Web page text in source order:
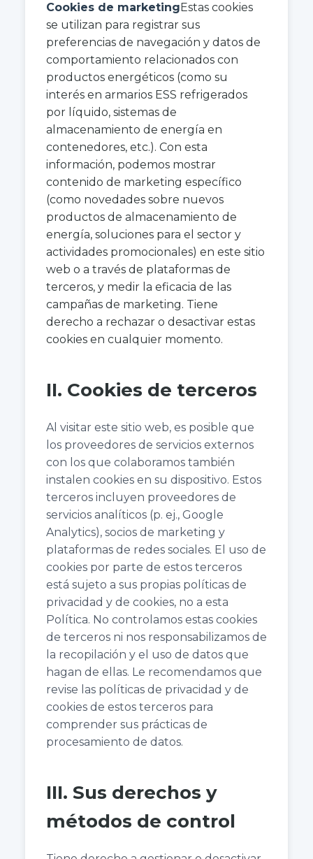
Cookies de marketing Estas cookies
se utilizan para registrar sus
preferencias de navegación y datos de
comportamiento relacionados con
productos energéticos (como su
interés en armarios ESS refrigerados
por líquido, sistemas de
almacenamiento de energía en
contenedores, etc.). Con esta
información, podemos mostrar
contenido de marketing específico
(como novedades sobre nuevos
productos de almacenamiento de
energía, soluciones para el sector y
actividades promocionales) en este sitio
web o a través de plataformas de
terceros, y medir la eficacia de las
campañas de marketing. Tiene
derecho a rechazar o desactivar estas
cookies en cualquier momento.
II. Cookies de terceros
Al visitar este sitio web, es posible que
los proveedores de servicios externos
con los que colaboramos también
instalen cookies en su dispositivo. Estos
terceros incluyen proveedores de
servicios analíticos (p. ej., Google
Analytics), socios de marketing y
plataformas de redes sociales. El uso de
cookies por parte de estos terceros
está sujeto a sus propias políticas de
privacidad y de cookies, no a esta
Política. No controlamos estas cookies
de terceros ni nos responsabilizamos de
la recopilación y el uso de datos que
hagan de ellas. Le recomendamos que
revise las políticas de privacidad y de
cookies de estos terceros para
comprender sus prácticas de
procesamiento de datos.
III. Sus derechos y
métodos de control